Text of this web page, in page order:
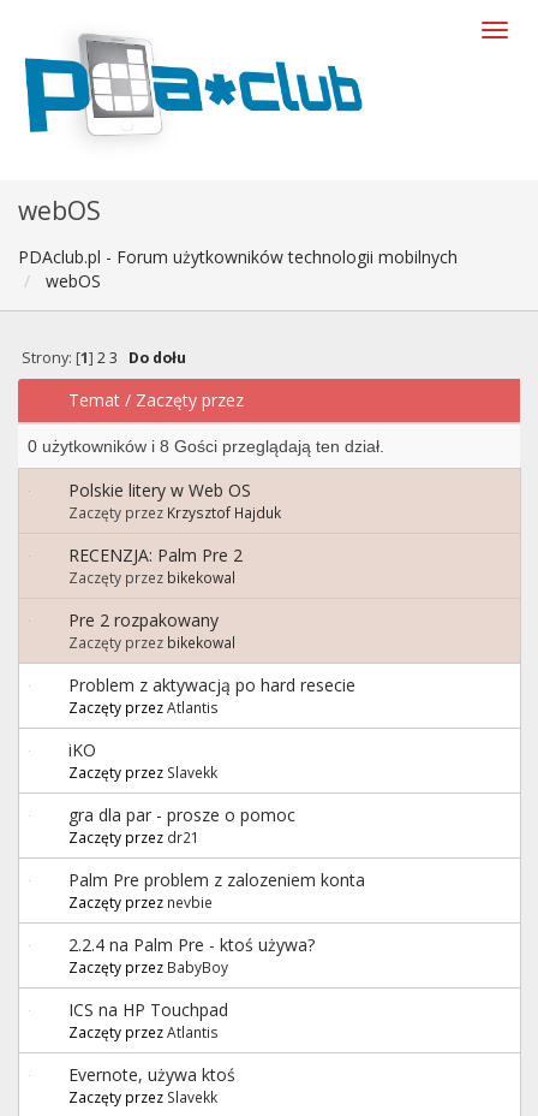
webOS
PDAclub.pl - Forum użytkowników technologii mobilnych
webOS
Strony: [1] 2 3 Do dołu
Temat / Zaczęty przez
0 użytkowników i 8 Gości przeglądają ten dział.
Polskie litery w Web OS
Zaczęty przez Krzysztof Hajduk
RECENZJA: Palm Pre 2
Zaczęty przez bikekowal
Pre 2 rozpakowany
Zaczęty przez bikekowal
Problem z aktywacją po hard resecie
Zaczęty przezAtlantis
iKO
Zaczęty przez Slavekk
gra dla par - prosze o pomoc
Zaczęty przez dr21
Palm Pre problem z zalozeniem konta
Zaczęty przez nevbie
2.2.4 na Palm Pre - ktoś używa?
Zaczęty przez BabyBoy
ICS na HP Touchpad
Zaczęty przezAtlantis
Evernote, używa ktoś
Zaczęty przez Slavekk